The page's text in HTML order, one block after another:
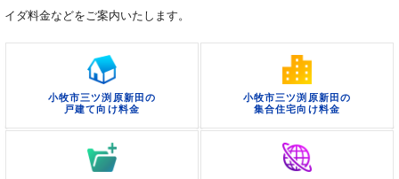
イダ料金などをご案内いたします。
小牧市三ツ渕原新田の
戸建て向け料金
小牧市三ツ渕原新田の
集合住宅向け料金